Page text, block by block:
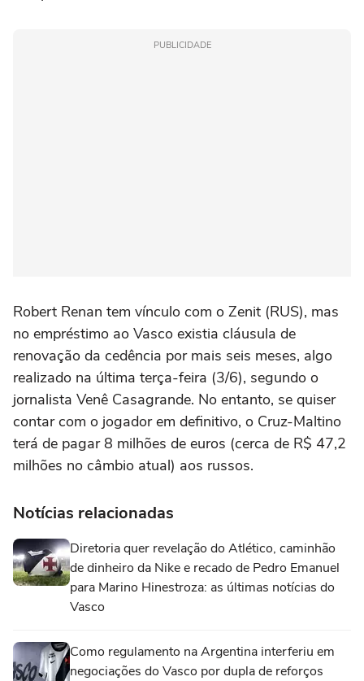
PUBLICIDADE
Robert Renan tem vínculo com o Zenit (RUS), mas
no empréstimo ao Vasco existia cláusula de
renovação da cedência por mais seis meses, algo
realizado na última terça-feira (3/6), segundo o
jornalista Venê Casagrande. No entanto, se quiser
contar com o jogador em definitivo, o Cruz-Maltino
terá de pagar 8 milhões de euros (cerca de R$ 47,2
milhões no câmbio atual) aos russos.
Notícias relacionadas
Diretoria quer revelação do Atlético, caminhão
de dinheiro da Nike e recado de Pedro Emanuel
para Marino Hinestroza: as últimas notícias do
Vasco
Como regulamento na Argentina interferiu em
negociações do Vasco por dupla de reforços